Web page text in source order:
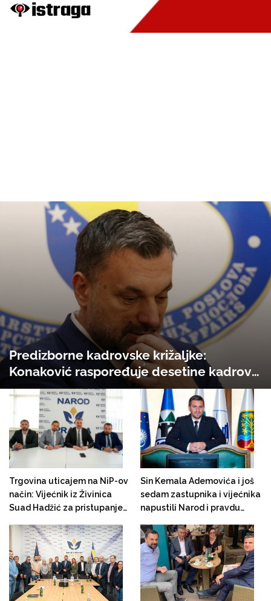
Predizborne kadrovske križaljke:
Konaković raspoređuje desetine kadrova
u MVP i DKP mreži; zaposlena i bivša
urednica „Večernjeg lista“ Valentina
Rupčić
Trgovina uticajem na NiP-ov
način: Vijećnik iz Živinica
Suad Hadžić za pristupanje
nagrađen rukovodećom
pozicijom u BH Telecomu
Sin Kemala Ademovića i još
sedam zastupnika i vijećnika
napustili Narod i pravdu
stranci